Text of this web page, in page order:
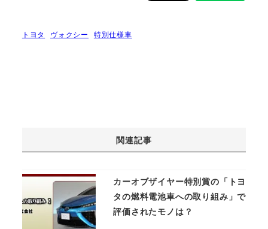
トヨタ ヴォクシー 特別仕様車
関連記事
カーオブザイヤー特別賞の「トヨ
タの燃料電池車への取り組み」で
評価されたモノは？